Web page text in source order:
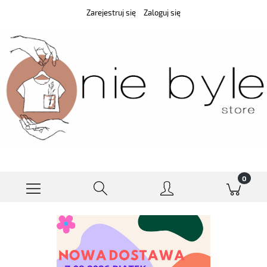
Zarejestruj się Zaloguj się